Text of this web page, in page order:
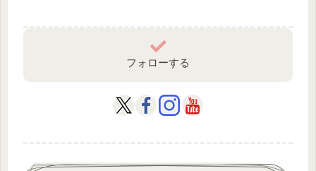
フォローする